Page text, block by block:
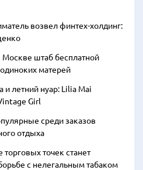
возвел финтех-холдинг:
штаб бесплатной
матерей
и летний нуар: Lilia Mai
Girl
среди заказов
отдыха
точек станет
с нелегальным табаком